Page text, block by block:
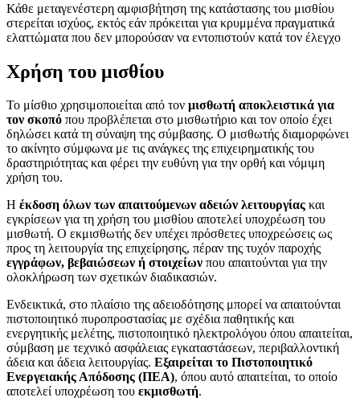
Κάθε μεταγενέστερη αμφισβήτηση της κατάστασης του μισθίου
στερείται ισχύος, εκτός εάν πρόκειται για κρυμμένα πραγματικά
ελαττώματα που δεν μπορούσαν να εντοπιστούν κατά τον έλεγχο
Χρήση του μισθίου
Το μίσθιο χρησιμοποιείται από τον μισθωτή αποκλειστικά για
τον σκοπό που προβλέπεται στο μισθωτήριο και τον οποίο έχει
δηλώσει κατά τη σύναψη της σύμβασης. Ο μισθωτής διαμορφώνει
το ακίνητο σύμφωνα με τις ανάγκες της επιχειρηματικής του
δραστηριότητας και φέρει την ευθύνη για την ορθή και νόμιμη
χρήση του.
Η έκδοση όλων των απαιτούμενων αδειών λειτουργίας και
εγκρίσεων για τη χρήση του μισθίου αποτελεί υποχρέωση του
μισθωτή. Ο εκμισθωτής δεν υπέχει πρόσθετες υποχρεώσεις ως
προς τη λειτουργία της επιχείρησης, πέραν της τυχόν παροχής
εγγράφων, βεβαιώσεων ή στοιχείων που απαιτούνται για την
ολοκλήρωση των σχετικών διαδικασιών.
Ενδεικτικά, στο πλαίσιο της αδειοδότησης μπορεί να απαιτούνται
πιστοποιητικό πυροπροστασίας με σχέδια παθητικής και
ενεργητικής μελέτης, πιστοποιητικό ηλεκτρολόγου όπου απαιτείται,
σύμβαση με τεχνικό ασφάλειας εγκαταστάσεων, περιβαλλοντική
άδεια και άδεια λειτουργίας. Εξαιρείται το Πιστοποιητικό
Ενεργειακής Απόδοσης (ΠΕΑ), όπου αυτό απαιτείται, το οποίο
αποτελεί υποχρέωση του εκμισθωτή.